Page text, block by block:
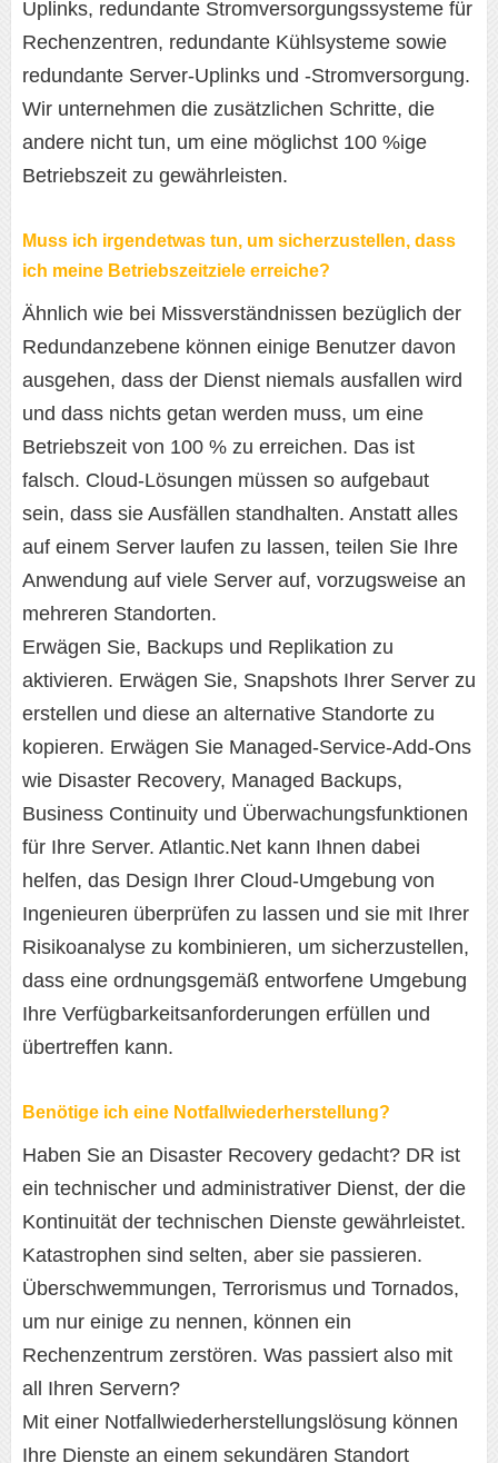
Uplinks, redundante Stromversorgungssysteme für
Rechenzentren, redundante Kühlsysteme sowie
redundante Server-Uplinks und -Stromversorgung.
Wir unternehmen die zusätzlichen Schritte, die
andere nicht tun, um eine möglichst 100 %ige
Betriebszeit zu gewährleisten.
Muss ich irgendetwas tun, um sicherzustellen, dass
ich meine Betriebszeitziele erreiche?
Ähnlich wie bei Missverständnissen bezüglich der
Redundanzebene können einige Benutzer davon
ausgehen, dass der Dienst niemals ausfallen wird
und dass nichts getan werden muss, um eine
Betriebszeit von 100 % zu erreichen. Das ist
falsch. Cloud-Lösungen müssen so aufgebaut
sein, dass sie Ausfällen standhalten. Anstatt alles
auf einem Server laufen zu lassen, teilen Sie Ihre
Anwendung auf viele Server auf, vorzugsweise an
mehreren Standorten.
Erwägen Sie, Backups und Replikation zu
aktivieren. Erwägen Sie, Snapshots Ihrer Server zu
erstellen und diese an alternative Standorte zu
kopieren. Erwägen Sie Managed-Service-Add-Ons
wie Disaster Recovery, Managed Backups,
Business Continuity und Überwachungsfunktionen
für Ihre Server. Atlantic.Net kann Ihnen dabei
helfen, das Design Ihrer Cloud-Umgebung von
Ingenieuren überprüfen zu lassen und sie mit Ihrer
Risikoanalyse zu kombinieren, um sicherzustellen,
dass eine ordnungsgemäß entworfene Umgebung
Ihre Verfügbarkeitsanforderungen erfüllen und
übertreffen kann.
Benötige ich eine Notfallwiederherstellung?
Haben Sie an Disaster Recovery gedacht? DR ist
ein technischer und administrativer Dienst, der die
Kontinuität der technischen Dienste gewährleistet.
Katastrophen sind selten, aber sie passieren.
Überschwemmungen, Terrorismus und Tornados,
um nur einige zu nennen, können ein
Rechenzentrum zerstören. Was passiert also mit
all Ihren Servern?
Mit einer Notfallwiederherstellungslösung können
Ihre Dienste an einem sekundären Standort